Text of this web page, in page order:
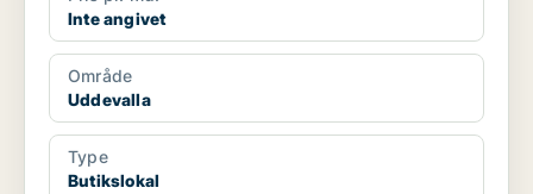
Inte angivet
Område
Uddevalla
Type
Butikslokal